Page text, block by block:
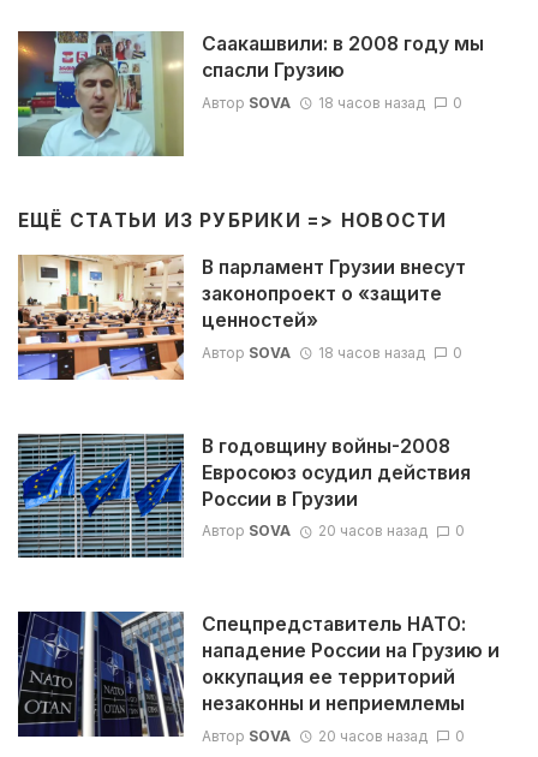
Саакашвили: в 2008 году мы
спасли Грузию
Автор SOVA 18 часов назад 0
ЕЩЁ СТАТЬИ ИЗ РУБРИКИ => НОВОСТИ
В парламент Грузии внесут
законопроект о «защите
ценностей»
Автор SOVA 18 часов назад 0
В годовщину войны-2008
Евросоюз осудил действия
России в Грузии
Автор SOVA 20 часов назад 0
Спецпредставитель НАТО:
нападение России на Грузию и
оккупация ее территорий
незаконны и неприемлемы
Автор SOVA 20 часов назад 0